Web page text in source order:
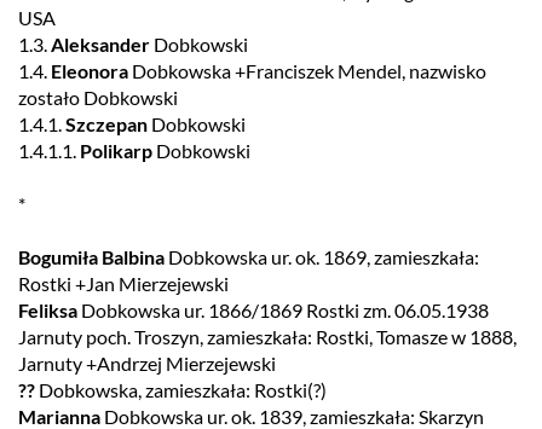
USA
1.3.Aleksander Dobkowski
1.4. Eleonora Dobkowska +Franciszek Mendel, nazwisko
zostało Dobkowski
1.4.1.Szczepan Dobkowski
1.4.1.1. Polikarp Dobkowski
*
Bogumiła Balbina Dobkowska ur. ok. 1869, zamieszkała:
Rostki +Jan Mierzejewski
Feliksa Dobkowska ur. 1866/1869 Rostki zm. 06.05.1938
Jarnuty poch. Troszyn, zamieszkała: Rostki, Tomasze w 1888,
Jarnuty +Andrzej Mierzejewski
?? Dobkowska, zamieszkała: Rostki(?)
Marianna Dobkowska ur. ok. 1839, zamieszkała: Skarzyn